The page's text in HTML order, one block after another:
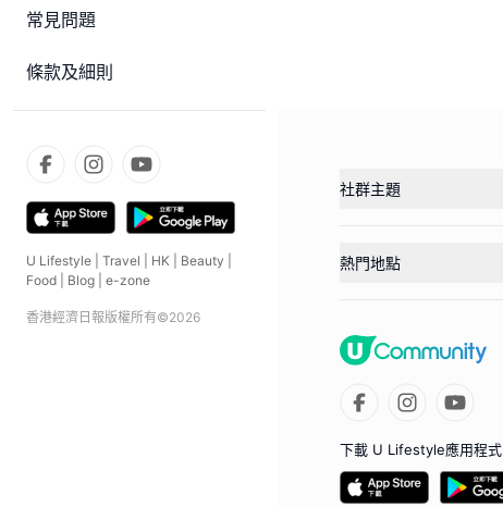
常見問題
條款及細則
U Lifestyle Travel HK Beauty
Food
Blog e-zone
香港經濟日報版權所有©2026
社群主題
熱門地點
下載 U Lifestyle應用程式